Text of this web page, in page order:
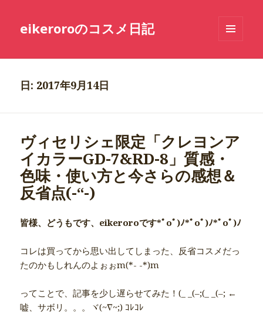
eikeroroのコスメ日記
ーとウ
日: 2017年9月14日
ヴィセリシェ限定「クレヨンア
イカラーGD-7&RD-8」質感・
色味・使い方と今さらの感想＆
反省点(-“-)
皆様、どうもです、eikeroroです*ﾟoﾟ)ﾉ*ﾟoﾟ)ﾉ*ﾟoﾟ)ﾉ
コレは買ってから思い出してしまった、反省コスメだっ
たのかもしれんのよぉぉm(*- -*)m
ってことで、記事を少し遅らせてみた！(_ _(–;(_ _(–; ←
嘘、サボリ。。。ヾ(~∇~;) ｺﾚｺﾚ